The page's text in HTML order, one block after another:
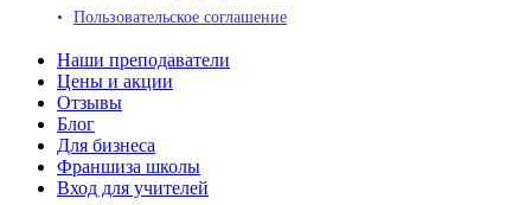
Пользовательское соглашение
Наши преподаватели
Цены и акции
Отзывы
Блог
Для бизнеса
Франшиза школы
Вход для учителей